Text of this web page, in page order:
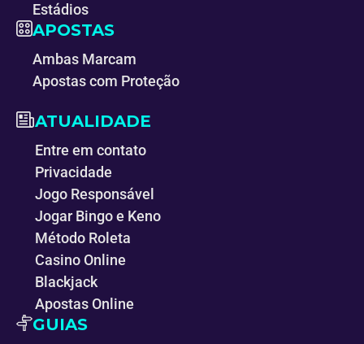
Estádios
APOSTAS
Ambas Marcam
Apostas com Proteção
ATUALIDADE
Entre em contato
Privacidade
Jogo Responsável
Jogar Bingo e Keno
Método Roleta
Casino Online
Blackjack
Apostas Online
GUIAS